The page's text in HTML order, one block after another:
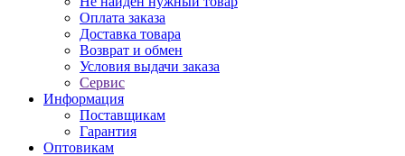
Оплата заказа
Доставка товара
Возврат и обмен
Условия выдачи заказа
Сервис
Информация
Поставщикам
Гарантия
Оптовикам